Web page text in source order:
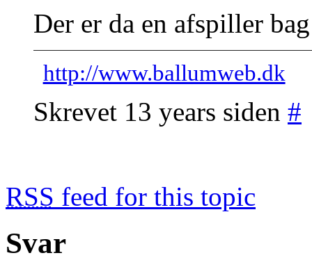
Der er da en afspiller
http://www.ballumweb.dk
Skrevet 13 years siden #
RSS feed for this topic
Svar